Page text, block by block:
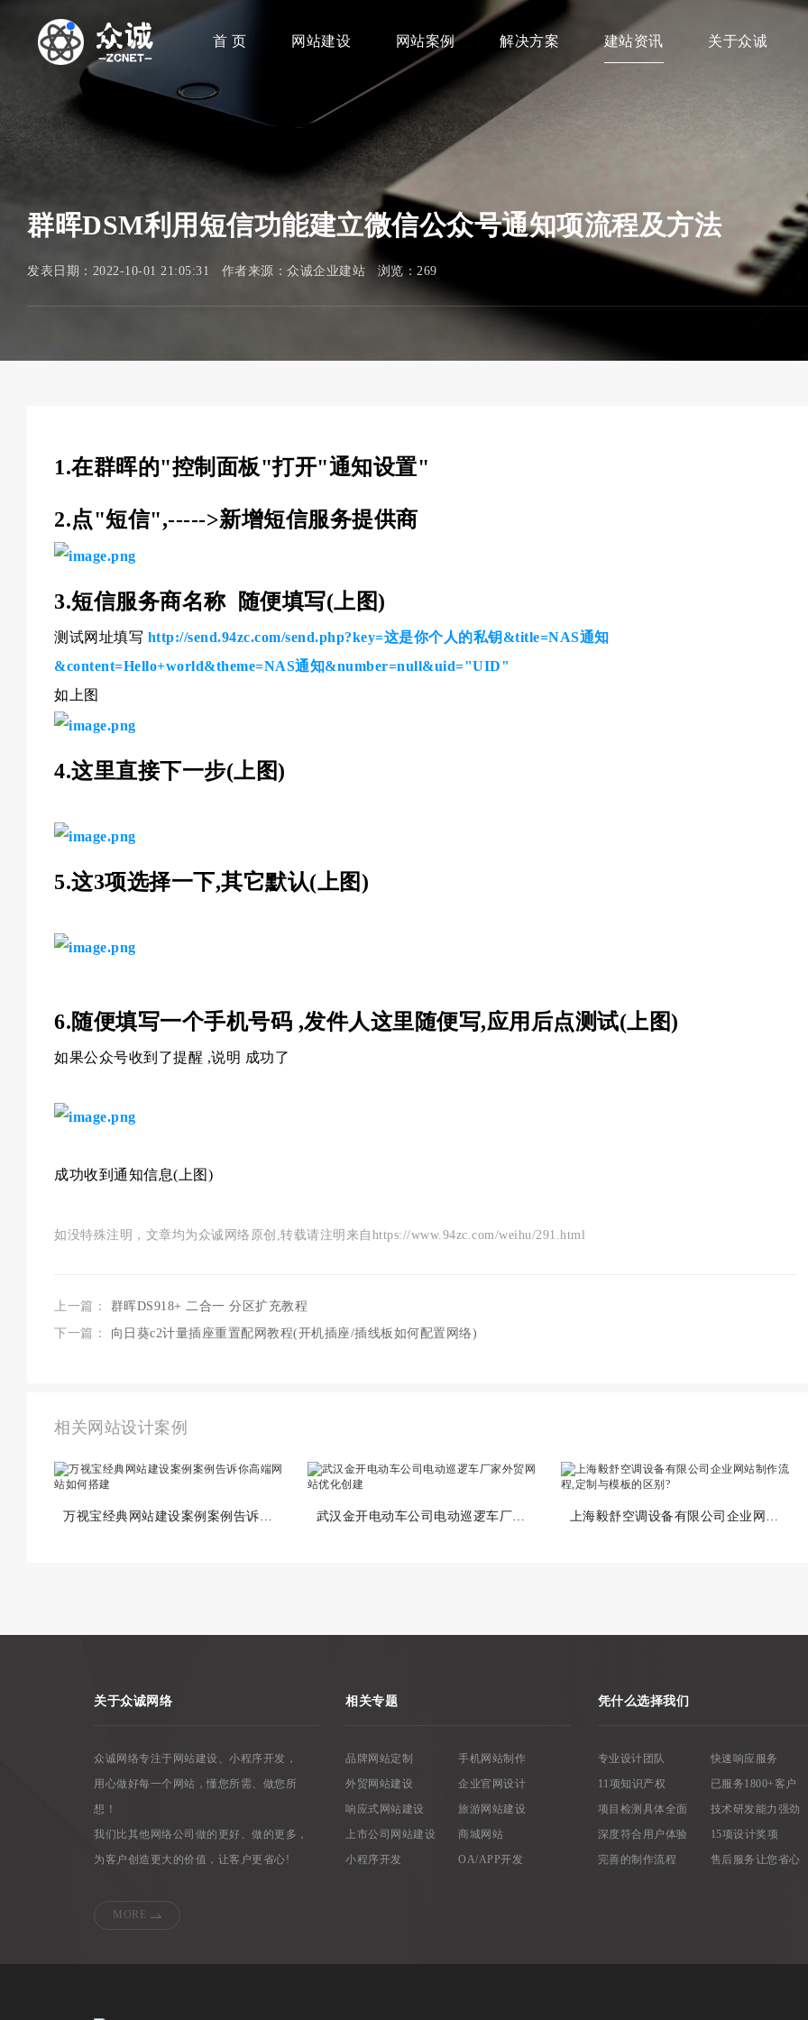
首 页 网站建设 网站案例 解决方案 建站资讯 关于众诚
群晖DSM利用短信功能建立微信公众号通知项流程及方法
发表日期：2022-10-01 21:05:31 作者来源：众诚企业建站 浏览：269
1.在群晖的"控制面板"打开"通知设置"
2.点"短信",----->新增短信服务提供商
3.短信服务商名称 随便填写(上图)
测试网址填写 http://send.94zc.com/send.php?key=这是你个人的私钥&title=NAS通知
&content=Hello+world&theme=NAS通知&number=null&uid="UID"
如上图
4.这里直接下一步(上图)
5.这3项选择一下,其它默认(上图)
6.随便填写一个手机号码 ,发件人这里随便写,应用后点测试(上图)
如果公众号收到了提醒 ,说明 成功了
成功收到通知信息(上图)
如没特殊注明，文章均为众诚网络原创,转载请注明来自https://www.94zc.com/weihu/291.html
上一篇： 群晖DS918+ 二合一 分区扩充教程
下一篇： 向日葵c2计量插座重置配网教程(开机插座/插线板如何配置网络)
相关网站设计案例
关于众诚网络
众诚网络专注于网站建设、小程序开发，
用心做好每一个网站，懂您所需、做您所
想！
我们比其他网络公司做的更好、做的更多，
为客户创造更大的价值，让客户更省心!
MORE
相关专题
品牌网站定制
手机网站制作
外贸网站建设
企业官网设计
响应式网站建设
旅游网站建设
上市公司网站建设
商城网站
小程序开发
OA/APP开发
凭什么选择我们
专业设计团队
快速响应服务
11项知识产权
已服务1800+客户
项目检测具体全面
技术研发能力强劲
深度符合用户体验
15项设计奖项
完善的制作流程
售后服务让您省心